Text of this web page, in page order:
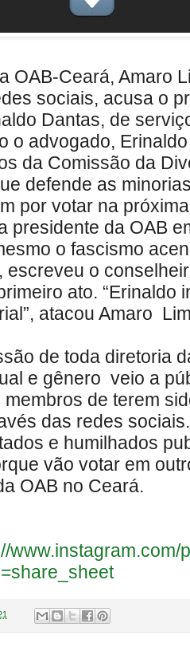
OAB-Ceará, Amaro
sociais, acusa o
Dantas, de
o advogado,
da Comissão da
defende as
por votar na
presidente da OAB
o fascismo
escreveu o
ato. “Erinaldo
atacou Amaro
de toda diretoria
e gênero veio a
de terem
das redes
e humilhados
vão votar em
OAB no Ceará.
www.instagram.com/